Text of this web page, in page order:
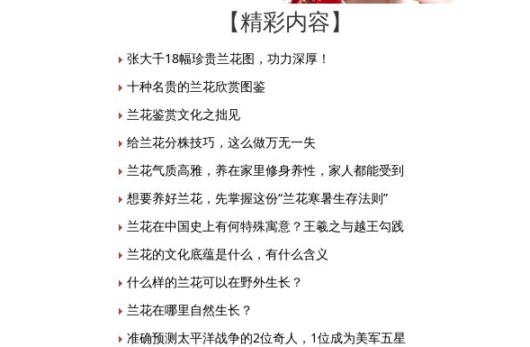
【精彩内容】
张大千18幅珍贵兰花图，功力深厚！
十种名贵的兰花欣赏图鉴
兰花鉴赏文化之拙见
给兰花分株技巧，这么做万无一失
兰花气质高雅，养在家里修身养性，家人都能受到
想要养好兰花，先掌握这份“兰花寒暑生存法则”
兰花在中国史上有何特殊寓意？王羲之与越王勾践
兰花的文化底蕴是什么，有什么含义
什么样的兰花可以在野外生长？
兰花在哪里自然生长？
准确预测太平洋战争的2位奇人，1位成为美军五星